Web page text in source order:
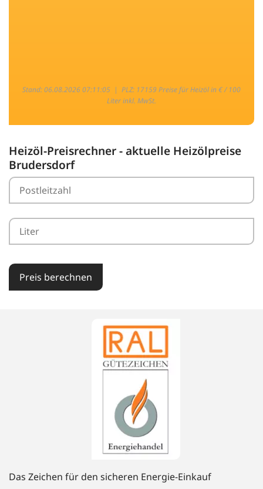
Stand: 06.08.2026 07:11:05 | PLZ: 17159 Preise für Heizöl in € / 100
Liter inkl. MwSt.
Heizöl-Preisrechner - aktuelle Heizölpreise
Brudersdorf
Preis berechnen
Das Zeichen für den sicheren Energie-Einkauf